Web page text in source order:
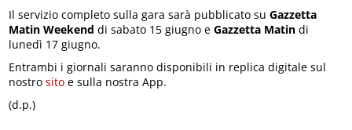
Il servizio completo sulla gara sarà pubblicato suGazzetta
Matin Weekend di sabato 15 giugno eGazzetta Matin di
lunedì 17 giugno.
Entrambi i giornali saranno disponibili in replica digitale sul
nostrosito e sulla nostra App.
(d.p.)